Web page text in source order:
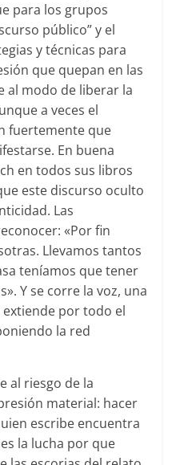
para los grupos
público” y el
y técnicas para
que quepan en las
al modo de liberar la
a veces el
fuertemente que
En buena
en todos sus libros
este discurso oculto
Las
«Por fin
Llevamos tantos
teníamos que tener
Y se corre la voz, una
extiende por todo el
la red
al riesgo de la
material: hacer
escribe encuentra
la lucha por que